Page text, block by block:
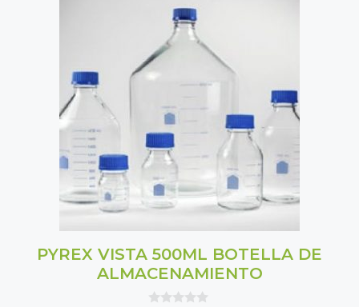
PYREX VISTA 500ML BOTELLA DE
ALMACENAMIENTO